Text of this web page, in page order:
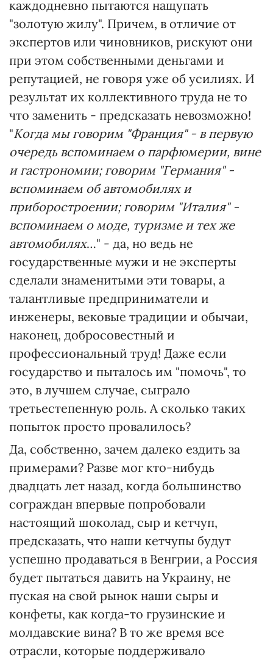
каждодневно пытаются нащупать
"золотую жилу". Причем, в отличие от
экспертов или чиновников, рискуют они
при этом собственными деньгами и
репутацией, не говоря уже об усилиях. И
результат их коллективного труда не то
что заменить - предсказать невозможно!
"Когда мы говорим "Франция" - в первую
очередь вспоминаем о парфюмерии, вине
и гастрономии; говорим "Германия" -
вспоминаем об автомобилях и
приборостроении; говорим "Италия" -
вспоминаем о моде, туризме и тех же
автомобилях…" - да, но ведь не
государственные мужи и не эксперты
сделали знаменитыми эти товары, а
талантливые предприниматели и
инженеры, вековые традиции и обычаи,
наконец, добросовестный и
профессиональный труд! Даже если
государство и пыталось им "помочь", то
это, в лучшем случае, сыграло
третьестепенную роль. А сколько таких
попыток просто провалилось?
Да, собственно, зачем далеко ездить за
примерами? Разве мог кто-нибудь
двадцать лет назад, когда большинство
сограждан впервые попробовали
настоящий шоколад, сыр и кетчуп,
предсказать, что наши кетчупы будут
успешно продаваться в Венгрии, а Россия
будет пытаться давить на Украину, не
пуская на свой рынок наши сыры и
конфеты, как когда-то грузинские и
молдавские вина? В то же время все
отрасли, которые поддерживало